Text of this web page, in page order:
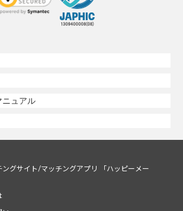
ニュアル
ングサイト/マッチングアプリ 「ハッピーメー